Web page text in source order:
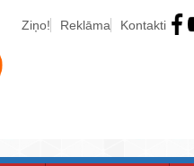
Ziņo! Reklāma Kontakti